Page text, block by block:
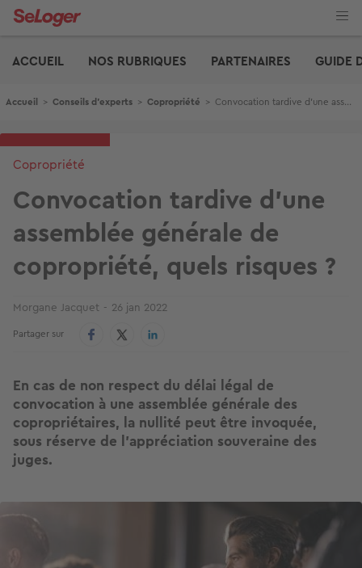
Aller
ACCUEIL
NOS RUBRIQUES PARTENAIRES GUIDE
Fil d'Ariane
Accueil > Conseils d'experts > Copropriété > Convocation tardive d'une assemblée générale de copropriété, quels risques ?
Copropriété
Convocation tardive d'une
assemblée générale de
copropriété, quels risques ?
Morgane Jacquet 26 jan 2022
Partager sur
En cas de non respect du délai légal de
convocation à une assemblée générale des
copropriétaires, la nullité peut être invoquée,
sous réserve de l’appréciation souveraine des
juges.